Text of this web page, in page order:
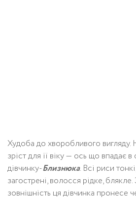
Худоба до хворобливого вигляду.
зріст для її віку — ось що впадає
дівчинку-Близнюка. Всі риси
загострені, волосся рідке,
зовнішність ця дівчинка пронесе